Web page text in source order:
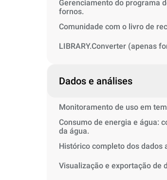
Gerenciamento do programa
fornos.
Comunidade com o livro de
LIBRARY.Converter (apenas
Dados e análises
Monitoramento de uso em
Consumo de energia e água:
da água.
Histórico completo dos dados
Visualização e exportação de